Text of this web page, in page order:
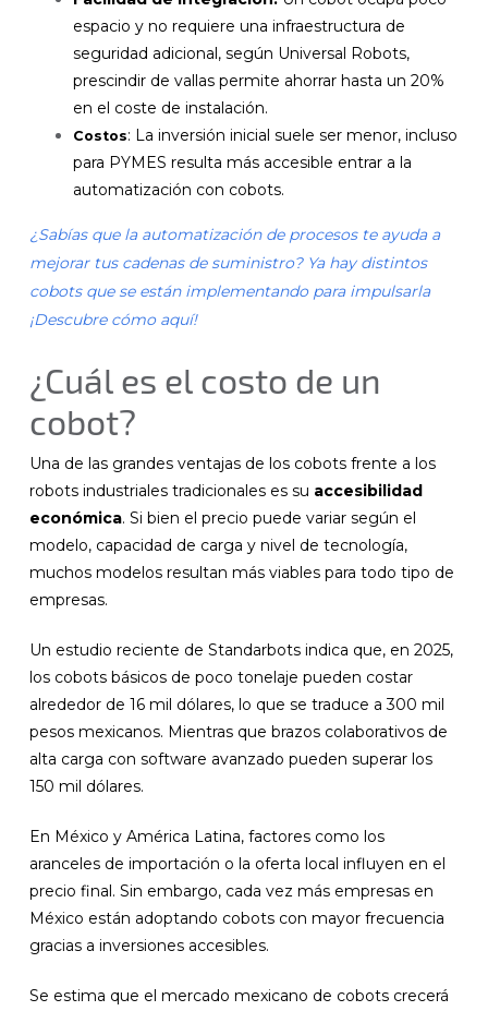
espacio y no requiere una infraestructura de
seguridad adicional, según Universal Robots,
prescindir de vallas permite ahorrar hasta un 20%
en el coste de instalación.
Costos: La inversión inicial suele ser menor, incluso
para PYMES resulta más accesible entrar a la
automatización con cobots.
¿Sabías que la automatización de procesos te ayuda a
mejorar tus cadenas de suministro? Ya hay distintos
cobots que se están implementando para impulsarla
¡Descubre cómo aquí!
¿Cuál es el costo de un
cobot?
Una de las grandes ventajas de los cobots frente a los
robots industriales tradicionales es su accesibilidad
económica. Si bien el precio puede variar según el
modelo, capacidad de carga y nivel de tecnología,
muchos modelos resultan más viables para todo tipo de
empresas.
Un estudio reciente de Standarbots indica que, en 2025,
los cobots básicos de poco tonelaje pueden costar
alrededor de 16 mil dólares, lo que se traduce a 300 mil
pesos mexicanos. Mientras que brazos colaborativos de
alta carga con software avanzado pueden superar los
150 mil dólares.
En México y América Latina, factores como los
aranceles de importación o la oferta local influyen en el
precio final. Sin embargo, cada vez más empresas en
México están adoptando cobots con mayor frecuencia
gracias a inversiones accesibles.
Se estima que el mercado mexicano de cobots crecerá